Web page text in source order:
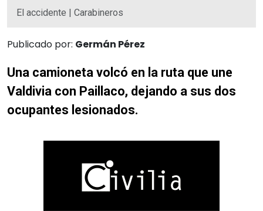
El accidente | Carabineros
Publicado por: Germán Pérez
Una camioneta volcó en la ruta que une
Valdivia con Paillaco, dejando a sus dos
ocupantes lesionados.